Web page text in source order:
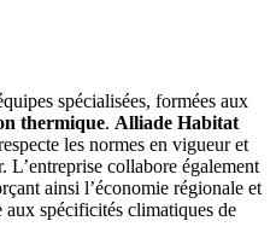
spécialisées, formées aux
thermique. Alliade Habitat
les normes en vigueur et
L’entreprise collabore également
ainsi l’économie régionale et
aux spécificités climatiques de